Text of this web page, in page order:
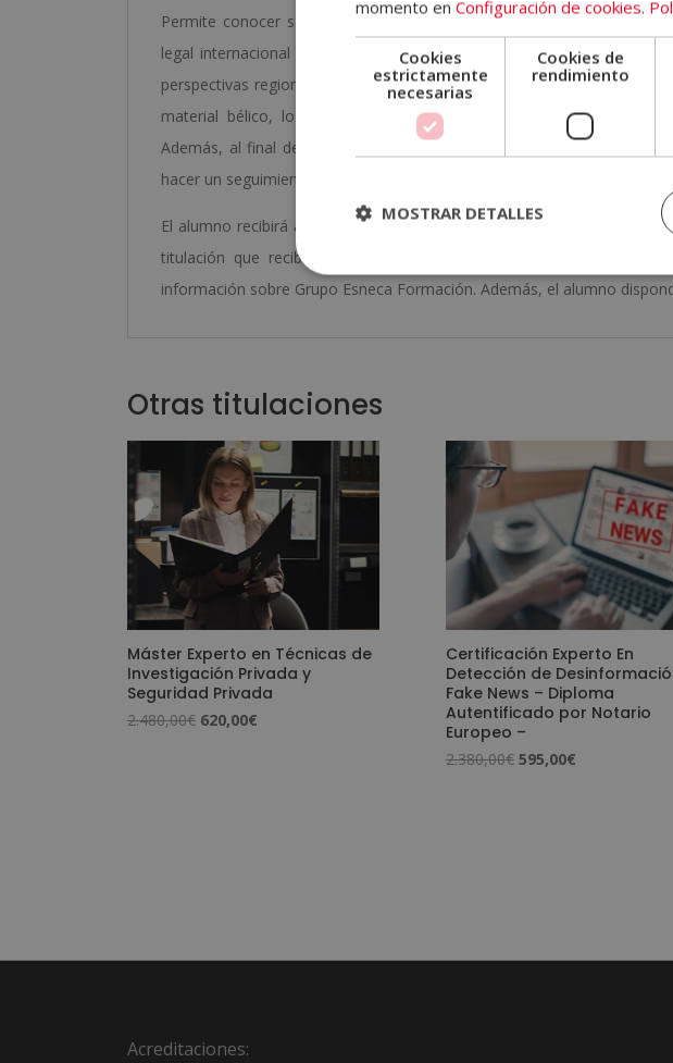
Europeo
-
cantidad
Permite conocer sobre las nociones básicas sobre conflictos, la
legal internacional de los conflictos armados, las estrategias y partes
perspectivas regionales sobre los conflictos armados, el armamento
material bélico, los conflictos armados en el marco de la
Además, al final de cada unidad didáctica el/la alumno/a encontrará
hacer un seguimiento del curso de forma autónoma.
El alumno recibirá acceso a un curso inicial donde encontrará
titulación que recibirá, el funcionamiento del Campus Virtual, qué
información sobre Grupo Esneca Formación. Además, el alumno
Otras titulaciones
Máster Experto en Técnicas de
Investigación Privada y
Seguridad Privada
2.480,00€ El
620,00€
Certificación Experto En
Detección de
Fake News – Diploma
Autentificado por Notario
Europeo –
2.380,00€ El
595,00€El
Acreditaciones:
momento en Configuración de cookies.
Cookies
estrictamente
necesarias
Cookies de
rendimiento
MOSTRAR DETALLES